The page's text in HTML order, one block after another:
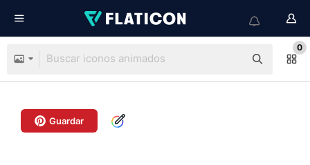
0
Guardar